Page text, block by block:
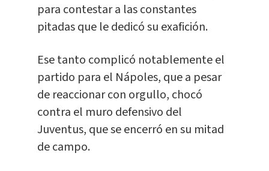
para contestar a las constantes
pitadas que le dedicó su exafición.
Ese tanto complicó notablemente el
partido para el Nápoles, que a pesar
de reaccionar con orgullo, chocó
contra el muro defensivo del
Juventus, que se encerró en su mitad
de campo.